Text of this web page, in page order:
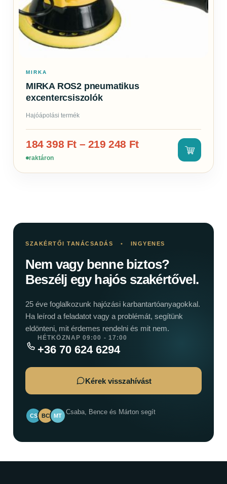
MIRKA
MIRKA ROS2 pneumatikus
excentercsiszolók
Hajóápolási termék
184 398 Ft – 219 248 Ft
raktáron
SZAKÉRTŐI TANÁCSADÁS • INGYENES
Nem vagy benne biztos?
Beszélj egy hajós szakértővel.
25 éve foglalkozunk hajózási karbantartóanyagokkal.
Ha leírod a feladatot vagy a problémát, segítünk
eldönteni, mit érdemes rendelni és mit nem.
HÉTKÖZNAP 09:00 - 17:00
+36 70 624 6294
Kérek visszahívást
CS BC MT Csaba, Bence és Márton segít